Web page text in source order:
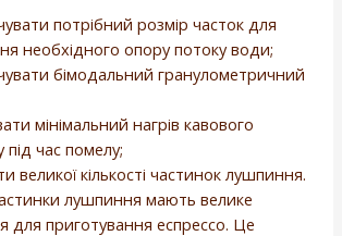
потрібний розмір часток для
необхідного опору потоку води;
бімодальний гранулометричний
мінімальний нагрів кавового
час помелу;
великої кількості частинок лушпиння.
лушпиння мають велике
для приготування еспрессо. Це